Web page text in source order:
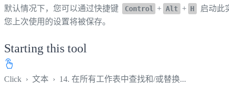
默认情况下，您可以通过快捷键 Control + Alt + H
启动此
您上次使用的设置将被保存。
Starting this tool
Click › 文本 › 14. 在所有工作表中查找和/或替换...